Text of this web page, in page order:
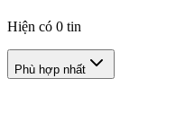
Hiện có 0 tin
Phù hợp nhất